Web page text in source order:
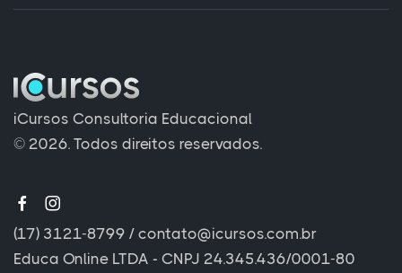
iCursos Consultoria Educacional
© 2026. Todos direitos reservados.
(17) 3121-8799 / contato@icursos.com.br
Educa Online LTDA - CNPJ 24.345.436/0001-80